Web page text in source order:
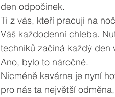
den odpočinek.
Ti z vás, kteří pracují na
Váš každodenní chleba.
techniků začíná každý den
Ano, bylo to náročné.
Nicméně kavárna je nyní
pro nás ta největší